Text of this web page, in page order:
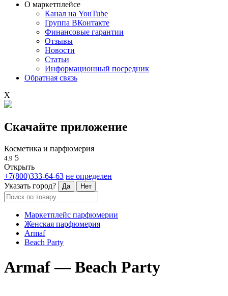
О маркетплейсе
Канал на YouTube
Группа ВКонтакте
Финансовые гарантии
Отзывы
Новости
Статьи
Информационный посредник
Обратная связь
X
Скачайте приложение
Косметика и парфюмерия
4.9 5
Открыть
+7(800)333-64-63 не определен
Указать город?
Да Нет
Маркетплейс парфюмерии
Женская парфюмерия
Armaf
Beach Party
Armaf — Beach Party